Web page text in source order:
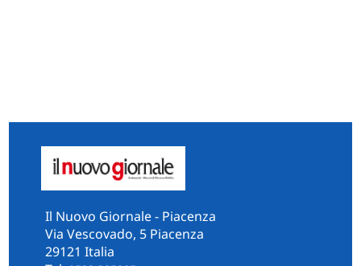
Il Nuovo Giornale - Piacenza
Via Vescovado, 5 Piacenza
29121 Italia